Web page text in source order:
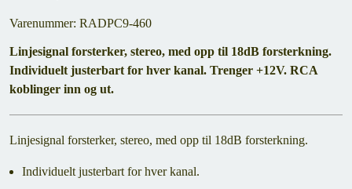
Varenummer: RADPC9-460
Linjesignal forsterker, stereo, med opp til 18dB forsterkning.
Individuelt justerbart for hver kanal. Trenger +12V. RCA
koblinger inn og ut.
Linjesignal forsterker, stereo, med opp til 18dB forsterkning.
Individuelt justerbart for hver kanal.